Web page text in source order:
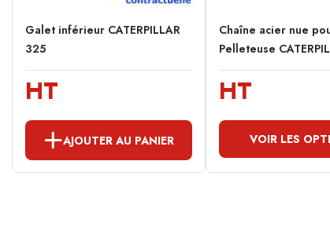
Galet inférieur CATERPILLAR
325
HT
AJOUTER AU PANIER
Chaîne acier nue
Pelleteuse
HT
VOIR LES